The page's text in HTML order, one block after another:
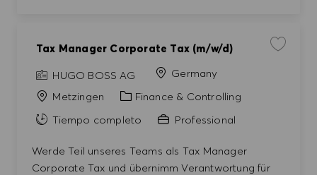
Tax Manager Corporate Tax (m/w/d)
HUGO BOSS AG
Germany
Metzingen
Categoría
Finance & Controlling
Tiempo completo
Professional
Werde Teil unseres Teams als Tax Manager
Corporate Tax und übernimm Verantwortung für
Guardar